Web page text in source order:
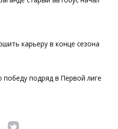
карьеру в конце сезона
подряд в Первой лиге